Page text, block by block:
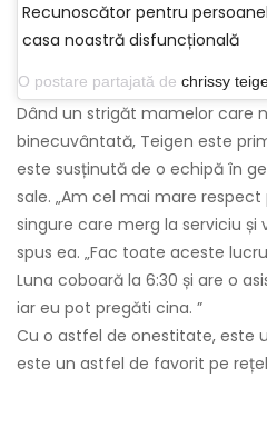
Recunoscător pentru
casa noastră disfuncțională
O postare partajată de chrissy
Dând un strigăt mamelor care
binecuvântată, Teigen este
este susținută de o echipă în
sale. „Am cel mai mare
singure care merg la serviciu și
spus ea. „Fac toate aceste
Luna coboară la 6:30 și are o
iar eu pot pregăti cina. ”
Cu o astfel de onestitate, este
este un astfel de favorit pe